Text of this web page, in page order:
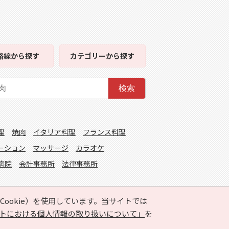
）を使用しています。当サイトでは
における個人情報の取り扱いについて」 を
線から探す カテゴリーから探す
検索
焼肉 イタリア料理
フランス料理
ション マッサージ
カラオケ
院 会計事務所 法律事務所